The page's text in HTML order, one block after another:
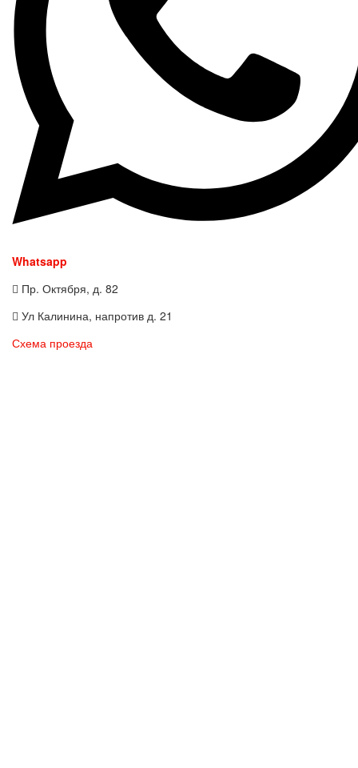
Whatsapp
Пр. Октября, д. 82
Ул Калинина, напротив д. 21
Схема проезда